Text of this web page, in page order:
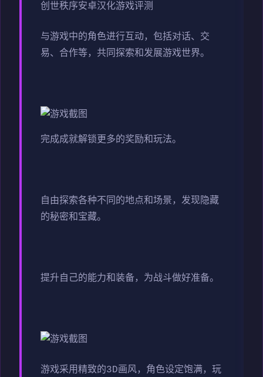
创世秩序安卓汉化游戏评测
与游戏中的角色进行互动，包括对话、交
易、合作等，共同探索和发展游戏世界。
完成成就解锁更多的奖励和玩法。
自由探索各种不同的地点和场景，发现隐藏
的秘密和宝藏。
提升自己的能力和装备，为战斗做好准备。
游戏采用精致的3D画风，角色设定饱满，玩